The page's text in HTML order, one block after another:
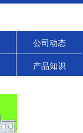
公司动态
产品知识